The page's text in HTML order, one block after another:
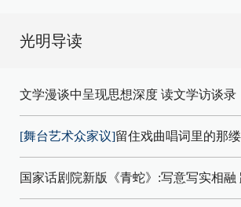
光明导读
文学漫谈中呈现思想深度 读文学访谈录
[舞台艺术众家议]留住戏曲唱词里的那
国家话剧院新版《青蛇》:写意写实相融